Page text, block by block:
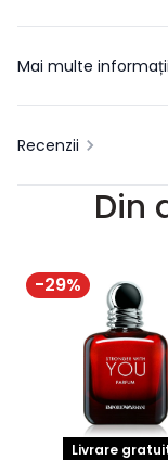
Mai multe informații
Recenzii
Din
-29%
Livrare